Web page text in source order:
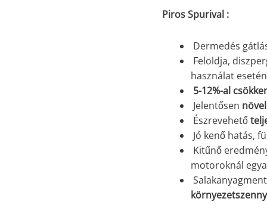
Piros Spurival :
Dermedés
Feloldja,
használat
5-12%-al
Jelentősen
Észrevehető
Jó kenő hatás,
Kitűnő
motoroknál